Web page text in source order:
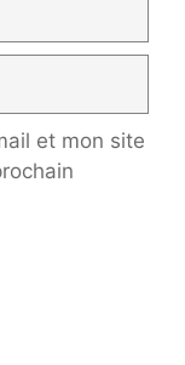
et mon site